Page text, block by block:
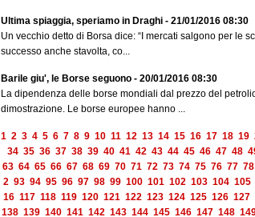
Ultima spiaggia, speriamo in Draghi - 21/01/2016 08:30
Un vecchio detto di Borsa dice: “I mercati salgono per le
successo anche stavolta, co...
Barile giu', le Borse seguono - 20/01/2016 08:30
La dipendenza delle borse mondiali dal prezzo del
dimostrazione. Le borse europee hanno ...
1 2 3 4 5 6 7 8 9 10 11 12 13 14 15 16 17 18 19
34 35 36 37 38 39 40 41 42 43 44 45 46 47 48
63 64 65 66 67 68 69 70 71 72 73 74 75 76 77 78
2 93 94 95 96 97 98 99 100 101 102 103 104 105
16 117 118 119 120 121 122 123 124 125 126 127
138 139 140 141 142 143 144 145 146 147 148